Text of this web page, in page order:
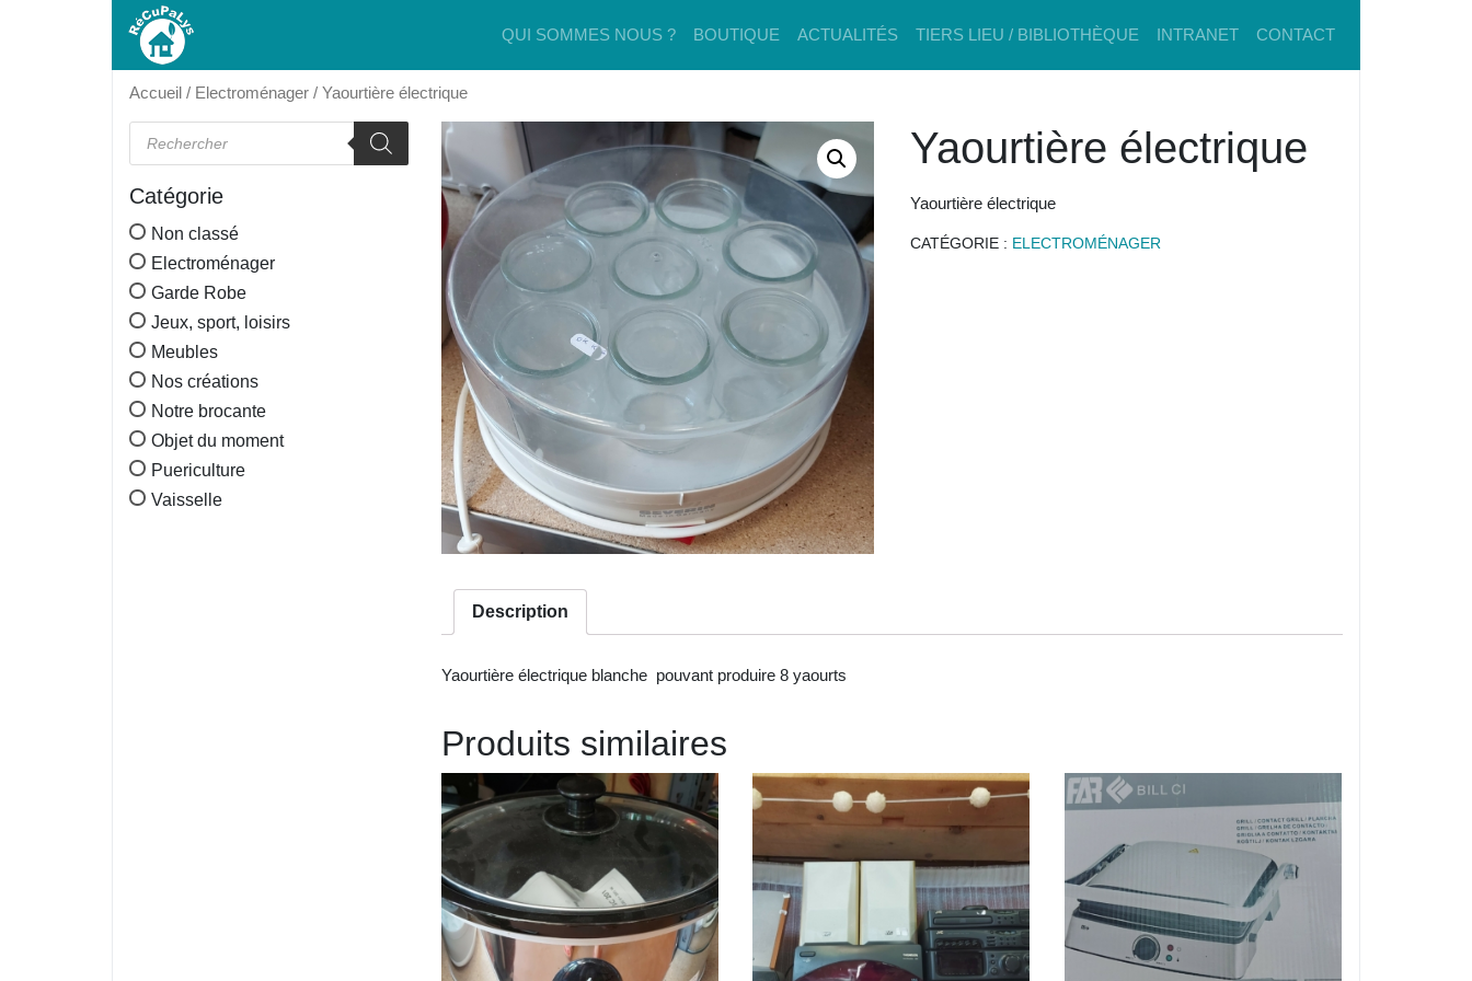
QUI SOMMES NOUS ? BOUTIQUE ACTUALITÉS TIERS LIEU / BIBLIOTHÈQUE INTRANET CONTACT
Accueil / Electroménager / Yaourtière électrique
Recherche de produits
Catégorie
Non classé
Electroménager
Garde Robe
Jeux, sport, loisirs
Meubles
Nos créations
Notre brocante
Objet du moment
Puericulture
Vaisselle
Yaourtière électrique
Yaourtière électrique
CATÉGORIE : ELECTROMÉNAGER
Description
Yaourtière électrique blanche pouvant produire 8 yaourts
Produits similaires